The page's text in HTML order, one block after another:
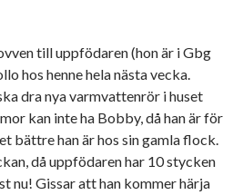
till uppfödaren (hon är i Gbg
hos henne hela nästa vecka.
dra nya varmvattenrör i huset
kan inte ha Bobby, då han är för
bättre han är hos sin gamla flock.
då uppfödaren har 10 stycken
nu! Gissar att han kommer härja